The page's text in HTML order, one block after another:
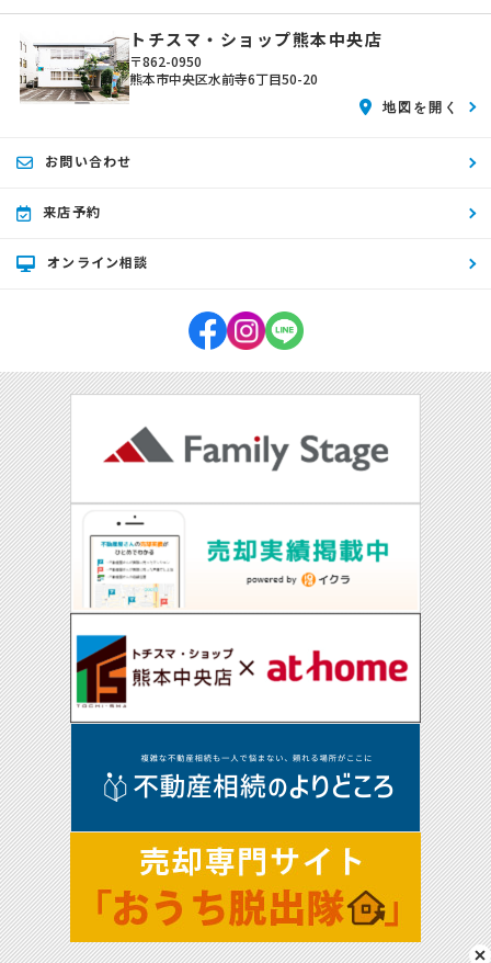
トチスマ・ショップ熊本中央店
〒862-0950
熊本市中央区水前寺6丁目50-20
地図を開く
お問い合わせ
来店予約
オンライン相談